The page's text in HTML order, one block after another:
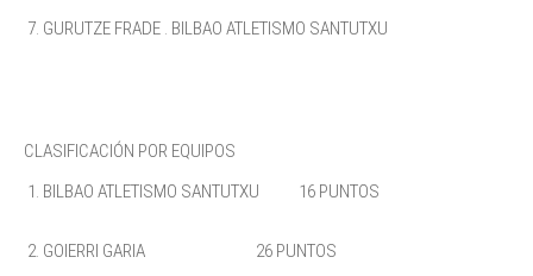
7. GURUTZE FRADE . BILBAO ATLETISMO SANTUTXU
CLASIFICACIÓN POR EQUIPOS
1. BILBAO ATLETISMO SANTUTXU 16 PUNTOS
2. GOIERRI GARIA 26 PUNTOS